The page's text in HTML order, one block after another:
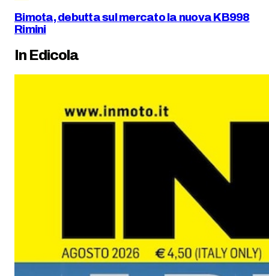
Bimota, debutta sul mercato la nuova KB998
Rimini
In Edicola